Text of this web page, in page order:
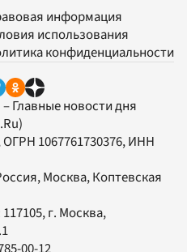
информация
использования
конфиденциальности
Главные новости дня
ОГРН 1067761730376, ИНН
Москва, Коптевская
117105, г. Москва,